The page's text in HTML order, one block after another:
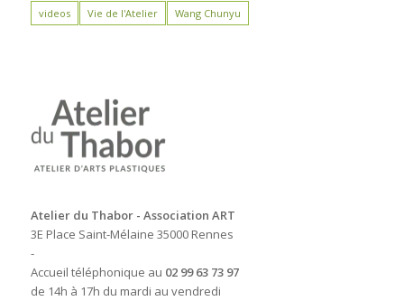
videos
Vie de l'Atelier Wang Chunyu
Atelier du Thabor - Association ART
3E Place Saint-Mélaine 35000 Rennes
-
Accueil téléphonique au 02 99 63 73 97
de 14h à 17h du mardi au vendredi